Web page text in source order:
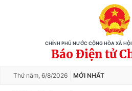
CHÍNH PHỦ NƯỚC CỘNG HÒA XÃ
Báo Điện tử
Thứ năm, 6/8/2026 MỚI NHẤT